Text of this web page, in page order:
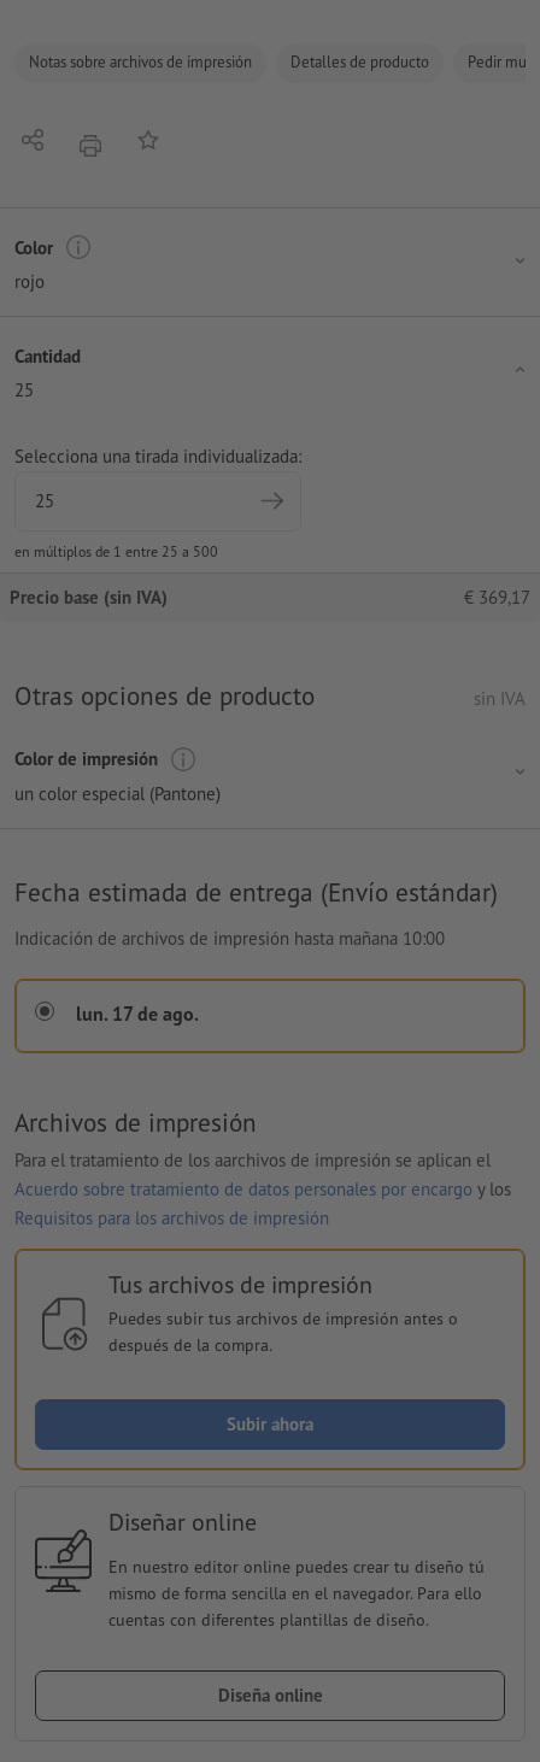
Notas sobre archivos de impresión Detalles de producto Pedir
CompartirimprimirAñadir a lista de favoritos
Color
rojo
Cantidad
25
Selecciona una tirada individualizada:
en múltiplos de 1 entre 25 a 500
Precio base (sin IVA) € 369,17
Otras opciones de producto sin IVA
Color de impresión
un color especial (Pantone)
Fecha estimada de entrega (Envío estándar)
Indicación de archivos de impresión hasta mañana 10:00
lun. 17 de ago.
Archivos de impresión
Para el tratamiento de los aarchivos de impresión se aplican el
Acuerdo sobre tratamiento de datos personales por encargo y los
Requisitos para los archivos de impresión
Tus archivos de impresión
Puedes subir tus archivos de impresión antes o
después de la compra.
Subir ahora
Diseñar online
En nuestro editor online puedes crear tu diseño tú
mismo de forma sencilla en el navegador. Para ello
cuentas con diferentes plantillas de diseño.
Diseña online